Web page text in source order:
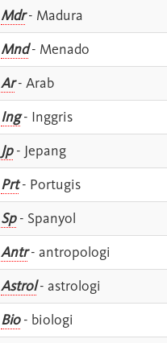
Mdr- Madura
Mnd- Menado
Ar- Arab
Ing- Inggris
Jp- Jepang
Prt- Portugis
Sp- Spanyol
Antr- antropologi
Astrol- astrologi
Bio- biologi